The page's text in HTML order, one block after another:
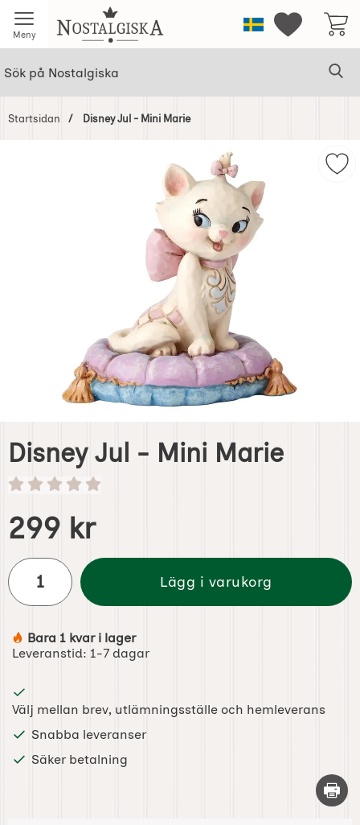
Meny Startsidan för NostalgiskaSverigeMina
Startsidan Disney Jul - Mini Marie
Disney Jul - Mini Marie
Handla denna produkt Disney Jul - Mini Marie
pris
299 kr
antal
Lägg i varukorg
Tillgänglighet:
Bara 1 kvar i lager
Leveranstid: 1-7 dagar
Välj mellan brev, utlämningsställe och hemleverans
Snabba leveranser
Säker betalning
Skriv